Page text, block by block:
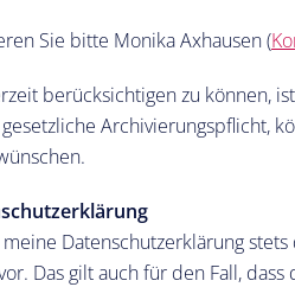
Sie bitte Monika Axhausen (
berücksichtigen zu können,
Archivierungspflicht,
Datenschutzerklärung
Das gilt auch für den Fall,